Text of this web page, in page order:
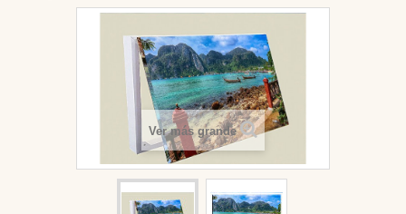
Ver más grande